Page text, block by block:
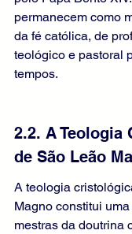
permanecem como
da fé católica, de
teológico e pastoral
tempos.
2.2. A Teologia
de São Leão
A teologia
Magno constitui
mestras da doutrina